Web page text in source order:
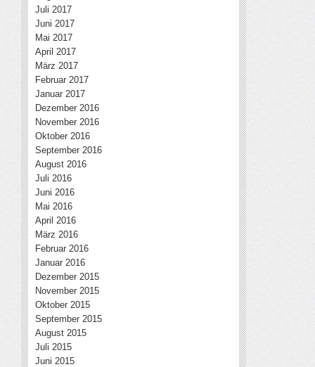
Juli 2017
Juni 2017
Mai 2017
April 2017
März 2017
Februar 2017
Januar 2017
Dezember 2016
November 2016
Oktober 2016
September 2016
August 2016
Juli 2016
Juni 2016
Mai 2016
April 2016
März 2016
Februar 2016
Januar 2016
Dezember 2015
November 2015
Oktober 2015
September 2015
August 2015
Juli 2015
Juni 2015